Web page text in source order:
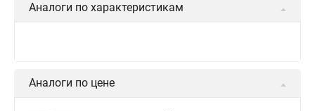
Аналоги по характеристикам
Аналоги по цене